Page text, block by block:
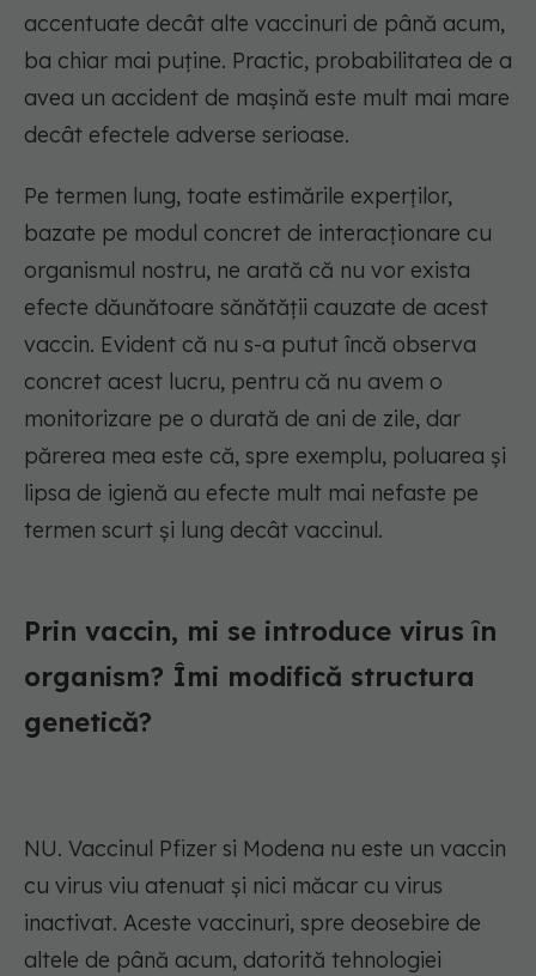
accentuate decât alte vaccinuri de până acum,
ba chiar mai puține. Practic, probabilitatea de a
avea un accident de mașină este mult mai mare
decât efectele adverse serioase.
Pe termen lung, toate estimările experților,
bazate pe modul concret de interacționare cu
organismul nostru, ne arată că nu vor exista
efecte dăunătoare sănătății cauzate de acest
vaccin. Evident că nu s-a putut încă observa
concret acest lucru, pentru că nu avem o
monitorizare pe o durată de ani de zile, dar
părerea mea este că, spre exemplu, poluarea și
lipsa de igienă au efecte mult mai nefaste pe
termen scurt și lung decât vaccinul.
Prin vaccin, mi se introduce virus în
organism? Îmi modifică structura
genetică?
NU. Vaccinul Pfizer si Modena nu este un vaccin
cu virus viu atenuat și nici măcar cu virus
inactivat. Aceste vaccinuri, spre deosebire de
altele de până acum, datorită tehnologiei